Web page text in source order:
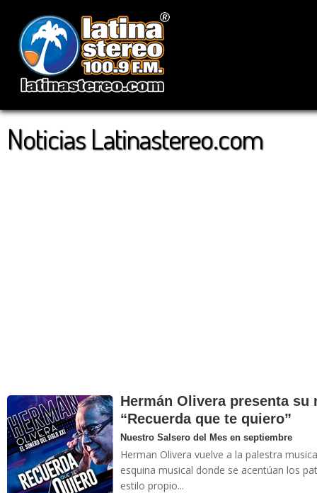
Noticias Latinastereo.com
Hermán Olivera presenta
“Recuerda que te quiero”
Nuestro Salsero del Mes en septiembre
Herman Olivera vuelve a la palestra
esquina musical donde se acentúan los
estilo propio...